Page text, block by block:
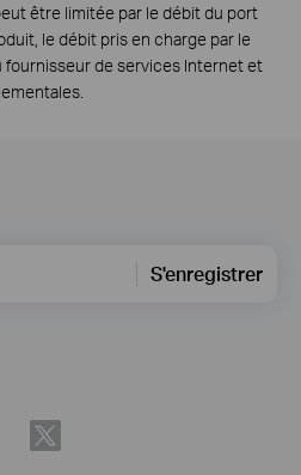
être limitée par le débit du port
le débit pris en charge par le
fournisseur de services Internet et
S'enregistrer